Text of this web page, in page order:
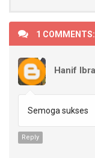
1 COMMENTS:
Hanif
Semoga sukses
Reply